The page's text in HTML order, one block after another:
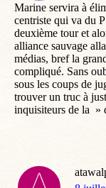
Marine servira à
centriste qui va du
deuxième tour et
alliance sauvage
médias, bref la
compliqué. Sans
sous les coups de
trouver un truc à
inquisiteurs de la »